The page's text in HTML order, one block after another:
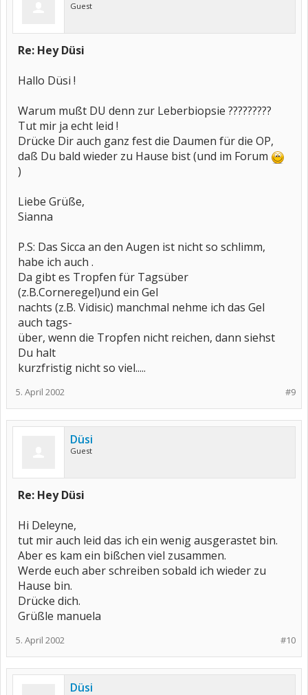
Guest
Re: Hey Düsi
Hallo Düsi !
Warum mußt DU denn zur Leberbiopsie ?????????
Tut mir ja echt leid !
Drücke Dir auch ganz fest die Daumen für die OP,
daß Du bald wieder zu Hause bist (und im Forum
)
Liebe Grüße,
Sianna
P.S: Das Sicca an den Augen ist nicht so schlimm,
habe ich auch .
Da gibt es Tropfen für Tagsüber
(z.B.Corneregel)und ein Gel
nachts (z.B. Vidisic) manchmal nehme ich das Gel
auch tags-
über, wenn die Tropfen nicht reichen, dann siehst
Du halt
kurzfristig nicht so viel.....
#9
5. April 2002
Düsi
Guest
Re: Hey Düsi
Hi Deleyne,
tut mir auch leid das ich ein wenig ausgerastet bin.
Aber es kam ein bißchen viel zusammen.
Werde euch aber schreiben sobald ich wieder zu
Hause bin.
Drücke dich.
Grüßle manuela
#10
5. April 2002
Düsi